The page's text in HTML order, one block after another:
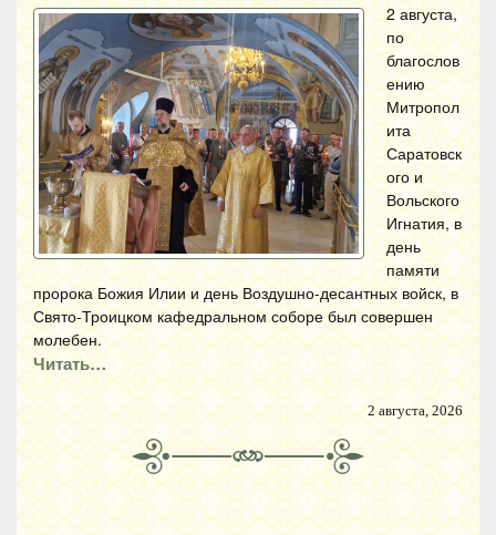
2 августа,
по
благослов
ению
Митропол
ита
Саратовск
ого и
Вольского
Игнатия, в
день
памяти
пророка Божия Илии и день Воздушно-десантных войск, в
Свято-Троицком кафедральном соборе был совершен
молебен.
Читать…
2 августа, 2026